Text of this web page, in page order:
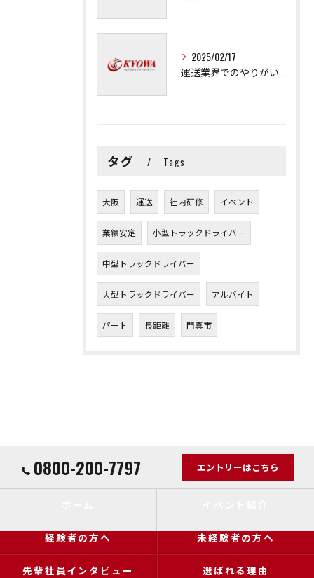
2025/02/17
タグ Tags
大阪 運送 社内研修 イベント
業績安定 小型トラックドライバー
中型トラックドライバー
大型トラックドライバー アルバイト
パート 長距離 門真市
0800-200-7797 エントリーはこちら
経験者の方へ 未経験者の方へ
先輩社員インタビュー 選ばれる理由